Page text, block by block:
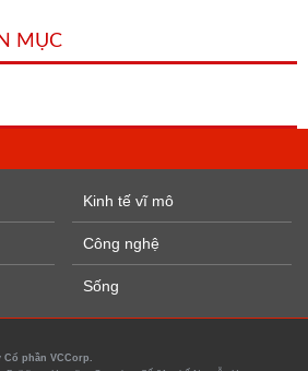
MỤC
Kinh tế vĩ mô
Công nghệ
Sống
Cổ phần VCCorp.